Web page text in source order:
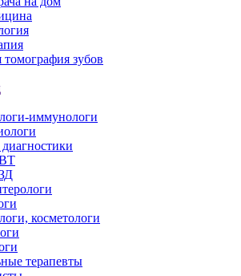
зубов
иммунологи
косметологи
терапевты